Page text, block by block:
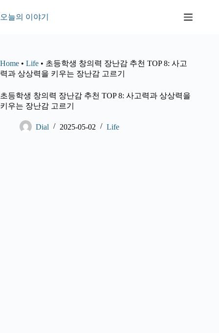
문
뛰
기
오늘의 이야기
Home • Life • 초등학생 창의력 장난감 추천 TOP 8: 사고
력과 상상력을 키우는 장난감 고르기
초등학생 창의력 장난감 추천 TOP 8: 사고력과 상상력을
키우는 장난감 고르기
Dial 2025-05-02 Life